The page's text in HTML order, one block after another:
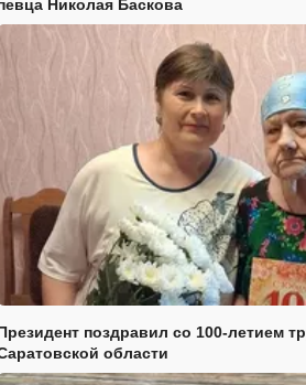
Николая Баскова
поздравил со 100-летием
области